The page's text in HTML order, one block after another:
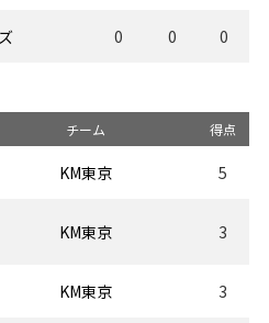
0 0 0
チーム 得点
KM東京 5
KM東京 3
KM東京 3